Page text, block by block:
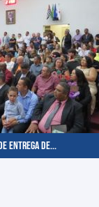
ENTREGA DE...